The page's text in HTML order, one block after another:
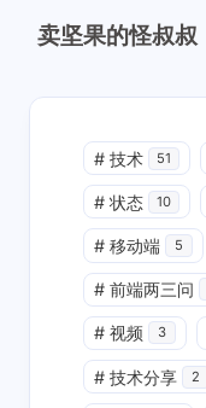
卖坚果的怪叔叔
# 技术 51
# 状态 10
# 移动端 5
# 前端两三问
# 视频 3
# 技术分享 2